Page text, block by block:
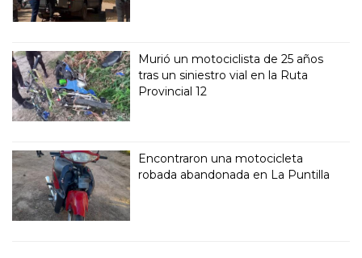
Murió un motociclista de 25 años
tras un siniestro vial en la Ruta
Provincial 12
Encontraron una motocicleta
robada abandonada en La Puntilla